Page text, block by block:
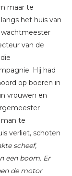
maar te
het huis van
wachtmeester
van de
Hij had
op boeren in
vrouwen en
te
verliet, schoten
scheef,
een boom. Er
de motor